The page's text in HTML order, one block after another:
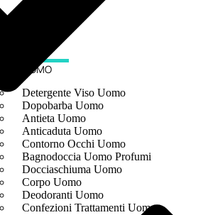
UOMO
Detergente Viso Uomo
Dopobarba Uomo
Antieta Uomo
Anticaduta Uomo
Contorno Occhi Uomo
Bagnodoccia Uomo Profumi
Docciaschiuma Uomo
Corpo Uomo
Deodoranti Uomo
Confezioni Trattamenti Uomo